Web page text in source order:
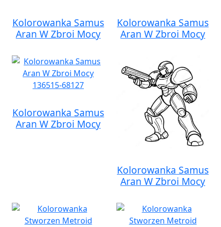
Kolorowanka Samus
Aran W Zbroi Mocy
Kolorowanka Samus
Aran W Zbroi Mocy
Kolorowanka Samus
Aran W Zbroi Mocy
Kolorowanka Samus
Aran W Zbroi Mocy